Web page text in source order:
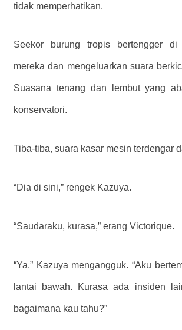
tidak memperhatikan.
Seekor burung tropis bertengger
mereka dan mengeluarkan suara
Suasana tenang dan lembut yang
konservatori.
Tiba-tiba, suara kasar mesin terdengar
“Dia di sini,” rengek Kazuya.
“Saudaraku, kurasa,” erang Victorique.
“Ya.” Kazuya mengangguk. “Aku
lantai bawah. Kurasa ada insiden
bagaimana kau tahu?”